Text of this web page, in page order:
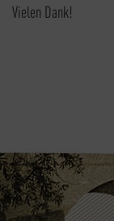
Vielen Dank!